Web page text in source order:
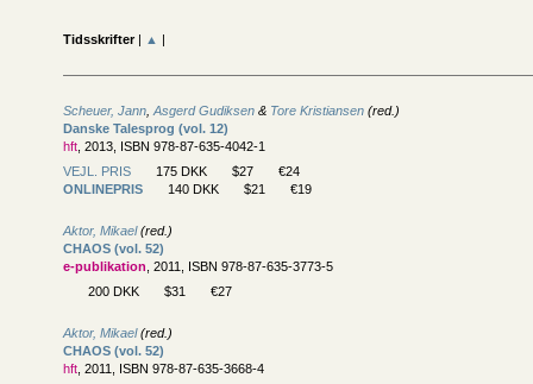
Tidsskrifter| ▲ |
Scheuer, Jann Asgerd Gudiksen & Tore Kristiansen (red.)
Danske Talesprog (vol. 12)
hft , 2013, ISBN 978-87-635-4042-1
VEJL. PRIS
175 DKK $27
€24
ONLINEPRIS
140 DKK $21 €19
Aktor, Mikael(red.)
CHAOS (vol. 52)
e-publikation , 2011, ISBN 978-87-635-3773-5
200 DKK
$31 €27
Aktor, Mikael(red.)
CHAOS (vol. 52)
hft , 2011, ISBN 978-87-635-3668-4